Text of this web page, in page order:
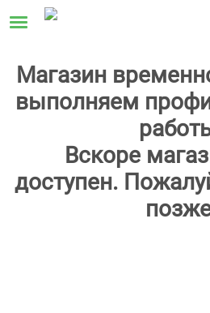
Магазин
выполняем
Вскоре
доступен.